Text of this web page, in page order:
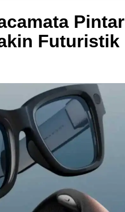
Pintar
Futuristik